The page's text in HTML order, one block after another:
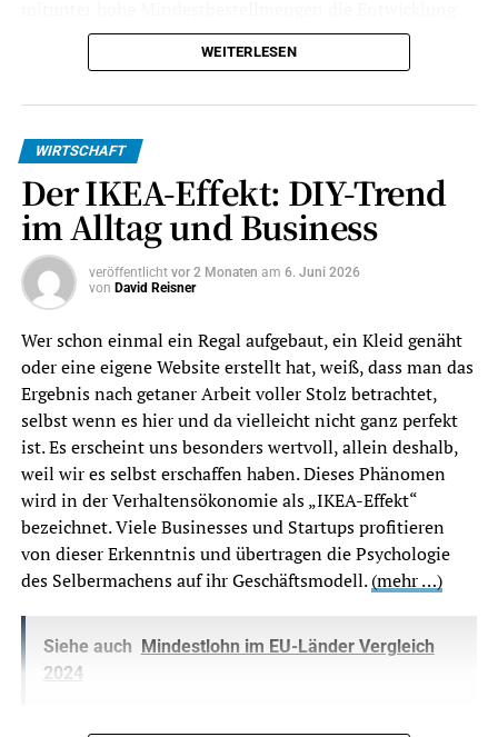
Wirtschaftsdetektei – worauf achten? (Symbolbild)
Wann kann eine
Wirtschaftsdetektei für
Startups sinnvoll sein?
Startups verfügen häufig über kleine Teams, kurze
Entscheidungswege und wertvolles Wissen, das nur bei
wenigen Personen liegt. Ein einzelner Pflichtverstoß
kann deshalb größere Auswirkungen haben als in einem
Unternehmen mit mehreren Kontroll- und
Vertretungsebenen.
aus. Wer einen Fehler entdeckte, verlor nicht selten
wertvolle Zeit, viel Geld und obendrein einen Teil seines
Demokratisierung der Fertigungstechnologie hat das
Hardware-Prototyping
Siehe auch Mindestlohn im EU-Länder Vergleich
2024
WEITERLESEN
WIRTSCHAFT
Der IKEA-Effekt: DIY-Trend
im Alltag und Business
veröffentlicht vor 2 Monaten am 6. Juni 2026
von David Reisner
Wer schon einmal ein Regal aufgebaut, ein Kleid genäht
oder eine eigene Website erstellt hat, weiß, dass man das
Ergebnis nach getaner Arbeit voller Stolz betrachtet,
selbst wenn es hier und da vielleicht nicht ganz perfekt
ist. Es erscheint uns besonders wertvoll, allein deshalb,
weil wir es selbst erschaffen haben. Dieses Phänomen
wird in der Verhaltensökonomie als „IKEA-Effekt“
bezeichnet. Viele Businesses und Startups profitieren
von dieser Erkenntnis und übertragen die Psychologie
des Selbermachens auf ihr Geschäftsmodell.(mehr …)
Siehe auch Mindestlohn im EU-Länder Vergleich
2024